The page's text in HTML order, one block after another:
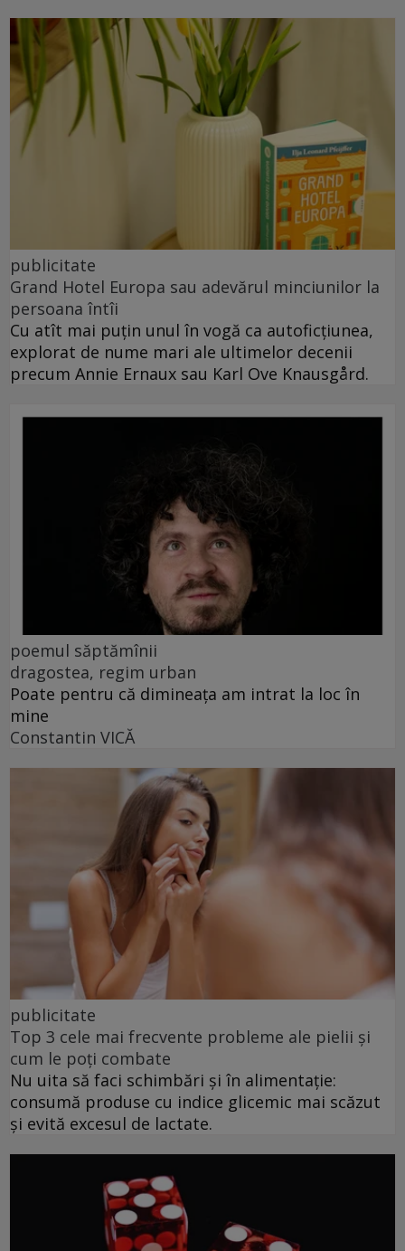
publicitate
Grand Hotel Europa sau adevărul minciunilor la
persoana întîi
Cu atît mai puțin unul în vogă ca autoficțiunea,
explorat de nume mari ale ultimelor decenii
precum Annie Ernaux sau Karl Ove Knausgård.
poemul săptămînii
dragostea, regim urban
Poate pentru că dimineața am intrat la loc în
mine
Constantin VICĂ
publicitate
Top 3 cele mai frecvente probleme ale pielii și
cum le poți combate
Nu uita să faci schimbări și în alimentație:
consumă produse cu indice glicemic mai scăzut
și evită excesul de lactate.